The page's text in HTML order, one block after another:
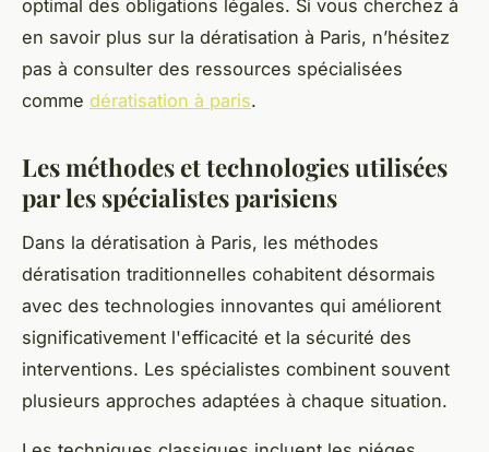
optimal des obligations légales. Si vous cherchez à
en savoir plus sur la dératisation à Paris, n’hésitez
pas à consulter des ressources spécialisées
comme dératisation à paris.
Les méthodes et technologies utilisées
par les spécialistes parisiens
Dans la dératisation à Paris, les méthodes
dératisation traditionnelles cohabitent désormais
avec des technologies innovantes qui améliorent
significativement l'efficacité et la sécurité des
interventions. Les spécialistes combinent souvent
plusieurs approches adaptées à chaque situation.